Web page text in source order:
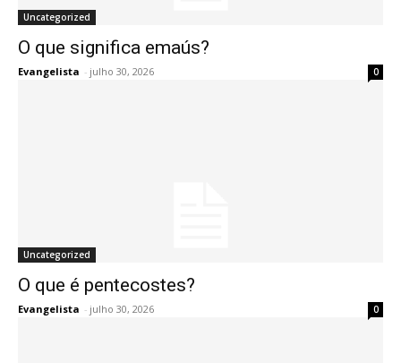
Uncategorized
O que significa emaús?
Evangelista - julho 30, 2026 0
Uncategorized
O que é pentecostes?
Evangelista - julho 30, 2026 0